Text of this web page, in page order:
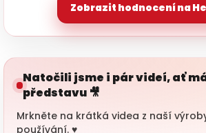
Zobrazit hodnocení na
Natočili jsme i pár videí, ať
představu 🎥
Mrkněte na krátká videa z naší
používání. ♥️